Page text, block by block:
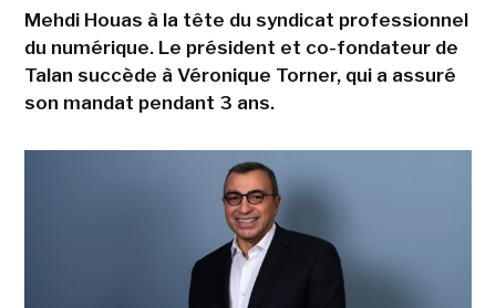
Mehdi Houas à la tête du syndicat professionnel
du numérique. Le président et co-fondateur de
Talan succède à Véronique Torner, qui a assuré
son mandat pendant 3 ans.